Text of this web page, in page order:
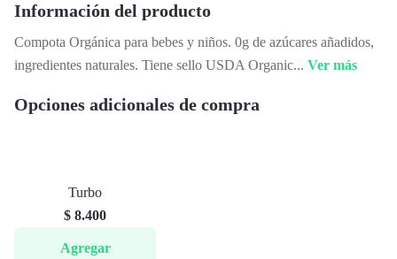
Información del producto
Compota Orgánica para bebes y niños. 0g de azúcares añadidos,
ingredientes naturales. Tiene sello USDA Organic... Ver más
Opciones adicionales de compra
Turbo
$ 8.400
Agregar